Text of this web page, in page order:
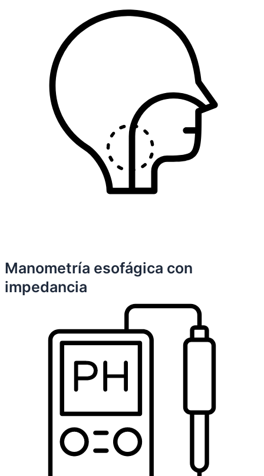
Manometría esofágica con
impedancia